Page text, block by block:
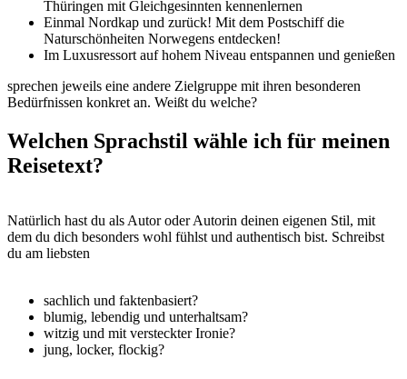
Thüringen mit Gleichgesinnten kennenlernen
Einmal Nordkap und zurück! Mit dem Postschiff die
Naturschönheiten Norwegens entdecken!
Im Luxusressort auf hohem Niveau entspannen und genießen
sprechen jeweils eine andere Zielgruppe mit ihren besonderen
Bedürfnissen konkret an. Weißt du welche?
Welchen Sprachstil wähle ich für meinen
Reisetext?
Natürlich hast du als Autor oder Autorin deinen eigenen Stil, mit
dem du dich besonders wohl fühlst und authentisch bist. Schreibst
du am liebsten
sachlich und faktenbasiert?
blumig, lebendig und unterhaltsam?
witzig und mit versteckter Ironie?
jung, locker, flockig?